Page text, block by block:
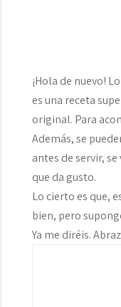
¡Hola de nuevo!
es una receta
original. Para
Además, se
antes de servir,
que da gusto.
Lo cierto es que,
bien, pero
Ya me diréis.